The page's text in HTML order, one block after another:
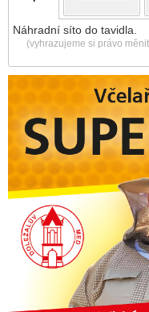
Náhradní síto do tavidla.
(vyhrazujeme si právo